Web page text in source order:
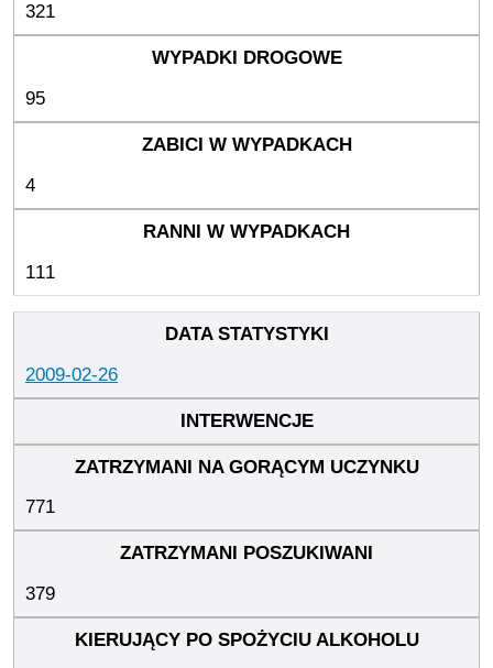
321
95
4
111
2009-02-26
771
379